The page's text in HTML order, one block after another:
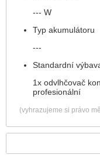
--- W
Typ akumulátoru
---
Standardní
1x odvlhčovač
profesionální
(vyhrazujeme si právo